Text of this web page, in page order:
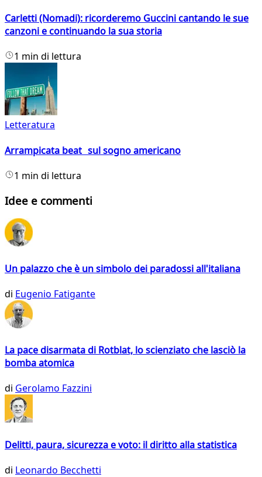
Carletti (Nomadi): ricorderemo Guccini cantando le sue
canzoni e continuando la sua storia
1 min di lettura
Letteratura
Arrampicata beat sul sogno americano
1 min di lettura
Idee e commenti
Un palazzo che è un simbolo dei paradossi all'italiana
di Eugenio Fatigante
La pace disarmata di Rotblat, lo scienziato che lasciò la
bomba atomica
di Gerolamo Fazzini
Delitti, paura, sicurezza e voto: il diritto alla statistica
di Leonardo Becchetti